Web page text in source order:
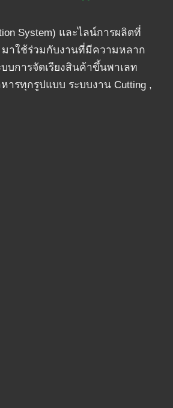
System) และไลน์การผลิตที่
มาใช้ร่วมกับงานที่มีความหลาก
บการจัดเรียงสินค้าขึ้นพาเลท
รทุกรูปแบบ ระบบงาน Cutting ,